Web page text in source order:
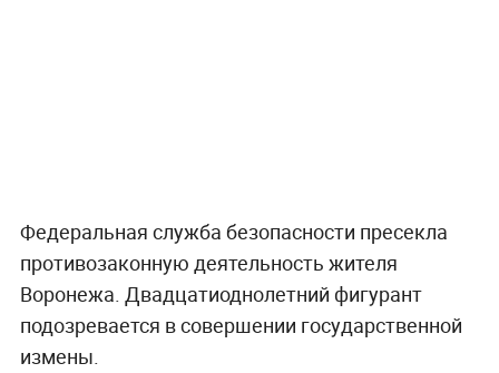
Федеральная служба безопасности пресекла
противозаконную деятельность жителя
Воронежа. Двадцатиоднолетний фигурант
подозревается в совершении государственной
измены.